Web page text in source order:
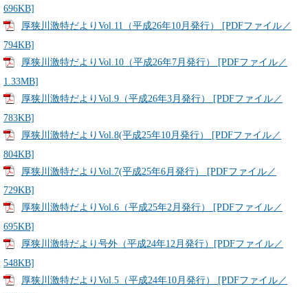
696KB]
厚狭川激特だよりVol.11（平成26年10月発行） [PDFファイル／
794KB]
厚狭川激特だよりVol.10（平成26年7月発行） [PDFファイル／
1.33MB]
厚狭川激特だよりVol.9（平成26年3月発行） [PDFファイル／
783KB]
厚狭川激特だよりVol.8(平成25年10月発行） [PDFファイル／
804KB]
厚狭川激特だよりVol.7(平成25年6月発行） [PDFファイル／
729KB]
厚狭川激特だよりVol.6（平成25年2月発行） [PDFファイル／
695KB]
厚狭川激特だより号外（平成24年12月発行）[PDFファイル／
548KB]
厚狭川激特だよりVol.5（平成24年10月発行） [PDFファイル／